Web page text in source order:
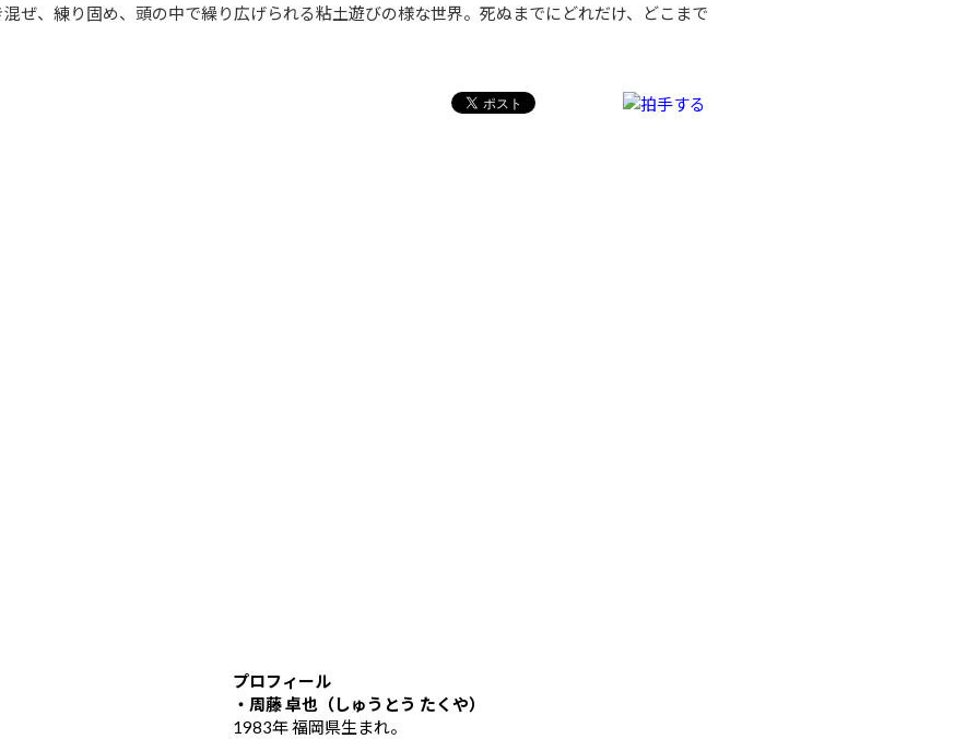
ぜ、練り固め、頭の中で繰り広げられる粘土遊びの様な世界。死ぬまでにどれだけ、どこまで
プロフィール
・周藤 卓也（しゅうとう たくや）
1983年 福岡県生まれ。